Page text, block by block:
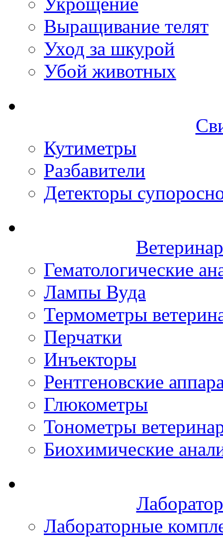
Выращивание телят
Уход за шкурой
Убой животных
Кутиметры
Разбавители
Детекторы
Гематологические
Лампы Вуда
Термометры
Перчатки
Инъекторы
Рентгеновские
Глюкометры
Тонометры
Биохимические
Лабораторные